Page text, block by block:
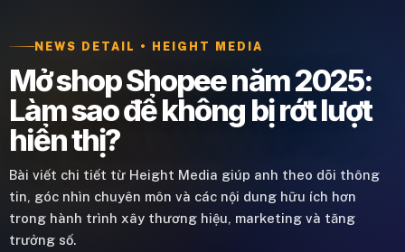
NEWS DETAIL • HEIGHT MEDIA
Mở shop Shopee năm 2025:
Làm sao để không bị rớt lượt
hiển thị?
Bài viết chi tiết từ Height Media giúp anh theo dõi thông
tin, góc nhìn chuyên môn và các nội dung hữu ích hơn
trong hành trình xây thương hiệu, marketing và tăng
trưởng số.